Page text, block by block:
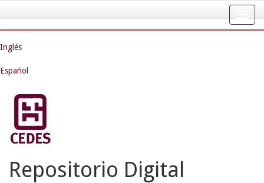
navigation
Inglés
Español
Repositorio Digital